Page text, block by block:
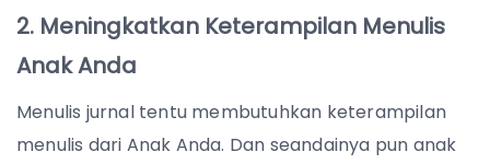
2. Meningkatkan Keterampilan Menulis
Anak Anda
Menulis jurnal tentu membutuhkan keterampilan
menulis dari Anak Anda. Dan seandainya pun anak